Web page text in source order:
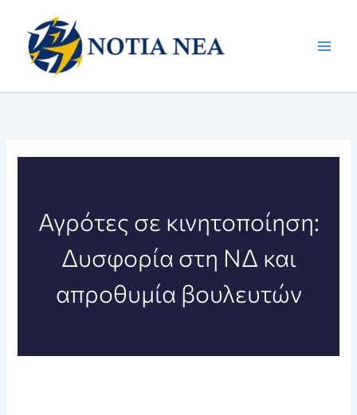
περιεχόμενο
Αγρότες σε κινητοποίηση:
Δυσφορία στη ΝΔ και
απροθυμία βουλευτών